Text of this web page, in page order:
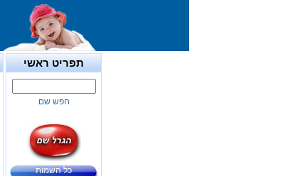
תפריט ראשי
חפש שם
כל השמות